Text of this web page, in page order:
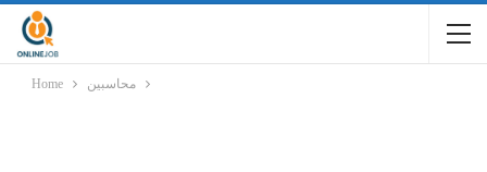
Home محاسبين